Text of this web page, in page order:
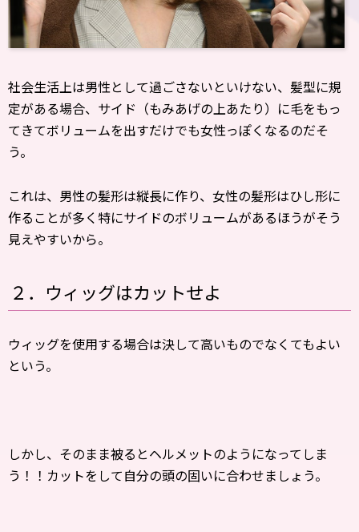
社会生活上は男性として過ごさないといけない、髪型に規
定がある場合、サイド（もみあげの上あたり）に毛をもっ
てきてボリュームを出すだけでも女性っぽくなるのだそ
う。
これは、男性の髪形は縦長に作り、女性の髪形はひし形に
作ることが多く特にサイドのボリュームがあるほうがそう
見えやすいから。
２．ウィッグはカットせよ
ウィッグを使用する場合は決して高いものでなくてもよい
という。
しかし、そのまま被るとヘルメットのようになってしま
う！！カットをして自分の頭の固いに合わせましょう。